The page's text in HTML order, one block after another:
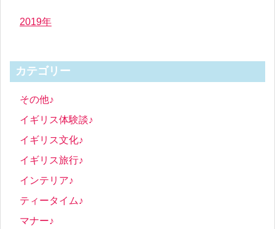
2019年
カテゴリー
その他♪
イギリス体験談♪
イギリス文化♪
イギリス旅行♪
インテリア♪
ティータイム♪
マナー♪